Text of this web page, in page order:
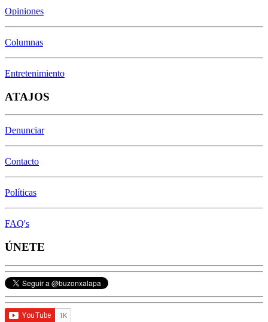
Opiniones
Columnas
Entretenimiento
ATAJOS
Denunciar
Contacto
Políticas
FAQ's
ÚNETE